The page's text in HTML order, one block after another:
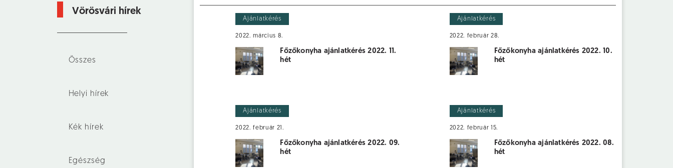
Vörösvári hírek
Összes
Helyi hírek
Kék hírek
Egészség
Ajánlatkérés
2022. március 8.
Főzőkonyha ajánlatkérés 2022. 11.
hét
Ajánlatkérés
2022. február 28.
Főzőkonyha ajánlatkérés 2022. 10.
hét
Ajánlatkérés
2022. február 21.
Főzőkonyha ajánlatkérés 2022. 09.
hét
Ajánlatkérés
2022. február 15.
Főzőkonyha ajánlatkérés 2022. 08.
hét